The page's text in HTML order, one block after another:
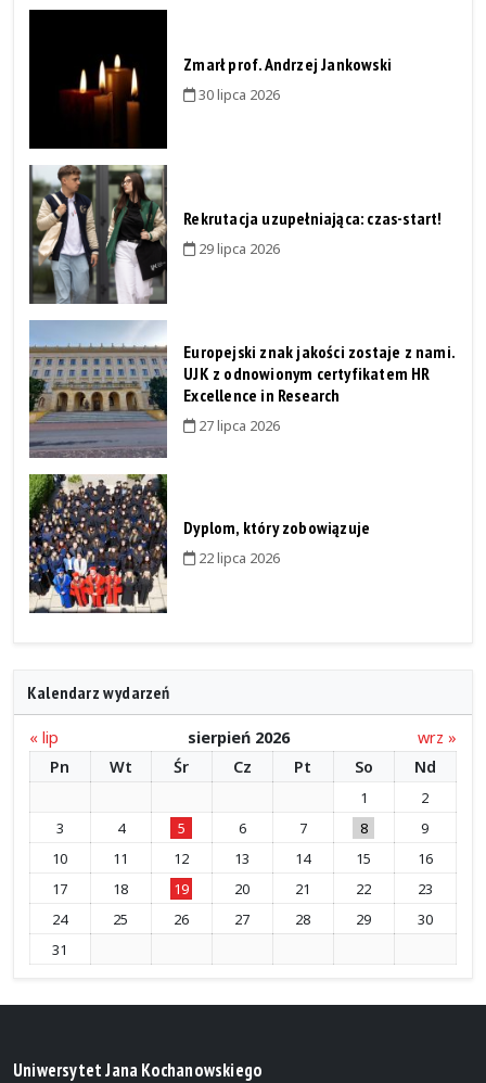
Zmarł prof. Andrzej Jankowski
30 lipca 2026
Rekrutacja uzupełniająca: czas-start!
29 lipca 2026
Europejski znak jakości zostaje z nami.
UJK z odnowionym certyfikatem HR
Excellence in Research
27 lipca 2026
Dyplom, który zobowiązuje
22 lipca 2026
Kalendarz wydarzeń
« lip sierpień 2026
wrz »
Pn
Wt Śr Cz Pt So Nd
1
2
3
4 5 6 7 8
9
10
11 12 13 14 15
16
17
18 19 20 21 22
23
24
25 26 27 28 29
30
31
Uniwersytet Jana Kochanowskiego